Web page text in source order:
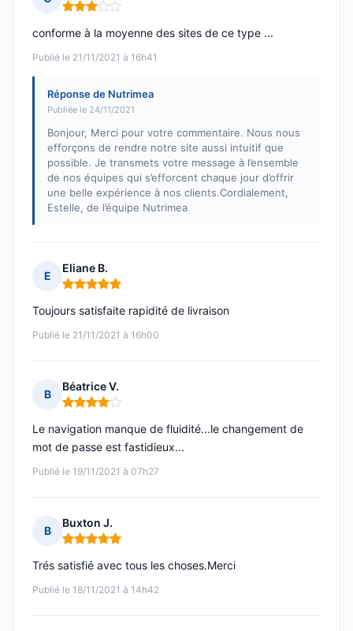
Note : 3 sur 5
Publié le 21/11/2021 à 16h41
conforme à la moyenne des sites de ce type ...
Réponse de Nutrimea
Publiée le 24/11/2021
Bonjour, Merci pour votre commentaire. Nous nous
efforçons de rendre notre site aussi intuitif que
possible. Je transmets votre message à l’ensemble
de nos équipes qui s’efforcent chaque jour d’offrir
une belle expérience à nos clients.Cordialement,
Estelle, de l’équipe Nutrimea
E
Eliane B.
Note : 5 sur 5
Publié le 21/11/2021 à 16h00
Toujours satisfaite rapidité de livraison
B
Béatrice V.
Note : 4 sur 5
Publié le 19/11/2021 à 07h27
Le navigation manque de fluidité...le changement de
mot de passe est fastidieux...
B
Buxton J.
Note : 5 sur 5
Publié le 18/11/2021 à 14h42
Trés satisfié avec tous les choses.Merci